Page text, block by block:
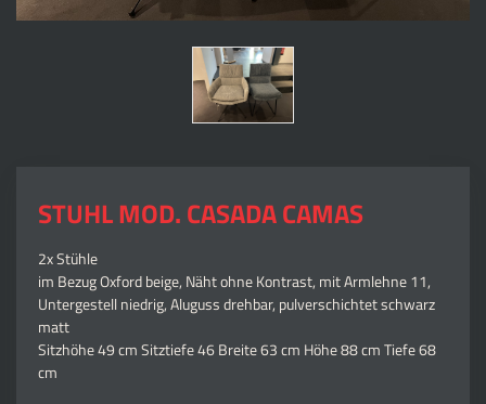
STUHL MOD. CASADA CAMAS
2x Stühle
im Bezug Oxford beige, Näht ohne Kontrast, mit Armlehne 11,
Untergestell niedrig, Aluguss drehbar, pulverschichtet schwarz
matt
Sitzhöhe 49 cm Sitztiefe 46 Breite 63 cm Höhe 88 cm Tiefe 68
cm